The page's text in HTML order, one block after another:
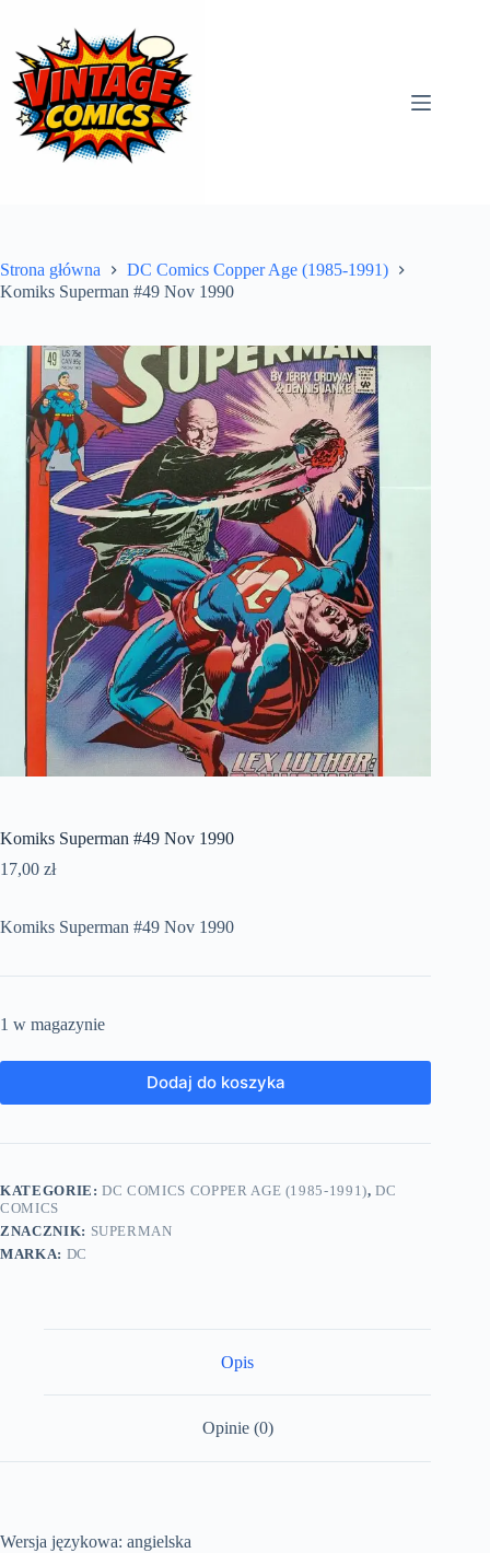
treści
Strona główna
DC Comics Copper Age (1985-1991)
Komiks Superman #49 Nov 1990
Komiks Superman #49 Nov 1990
17,00 zł
Komiks Superman #49 Nov 1990
1 w magazynie
Dodaj do koszyka
KATEGORIE:DC COMICS COPPER AGE (1985-1991),DC
COMICS
ZNACZNIK: SUPERMAN
MARKA: DC
Opis
Opinie (0)
Wersja językowa: angielska